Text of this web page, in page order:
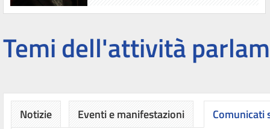
Temi dell'attività
Notizie Eventi e manifestazioni Comunicati